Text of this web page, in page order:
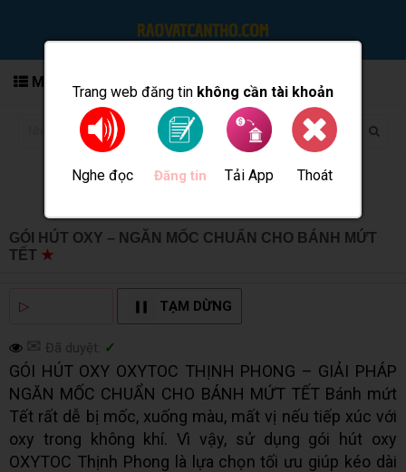
Trang web đăng tin không cần tài khoản
Nghe đọc Đăng tin Tải App Thoát
MENU
GÓI HÚT OXY – NGĂN MỐC CHUẨN CHO BÁNH MỨT
TẾT ★
▷ TẠM DỪNG
✉ Đã duyệt: ✓
GÓI HÚT OXY OXYTOC THỊNH PHONG – GIẢI PHÁP
NGĂN MỐC CHUẨN CHO BÁNH MỨT TẾT Bánh mứt
Tết rất dễ bị mốc, xuống màu, mất vị nếu tiếp xúc với
oxy trong không khí. Vì vậy, sử dụng gói hút oxy
OXYTOC Thịnh Phong là lựa chọn tối ưu giúp kéo dài